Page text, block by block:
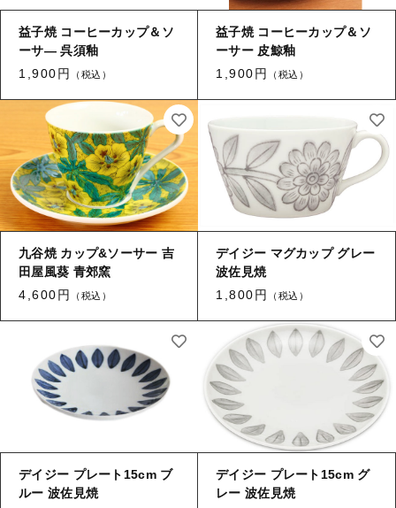
益子焼 コーヒーカップ＆ソ
ーサ― 呉須釉
1,900円
（税込）
益子焼 コーヒーカップ＆ソ
ーサー 皮鯨釉
1,900円
（税込）
九谷焼 カップ&ソーサー 吉
田屋風葵 青郊窯
4,600円
（税込）
デイジー マグカップ グレー
波佐見焼
1,800円
（税込）
デイジー プレート15cm ブ
ルー 波佐見焼
デイジー プレート15cm グ
レー 波佐見焼